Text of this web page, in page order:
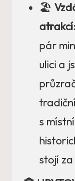
🏖️
pár
ulici a
s
stojí